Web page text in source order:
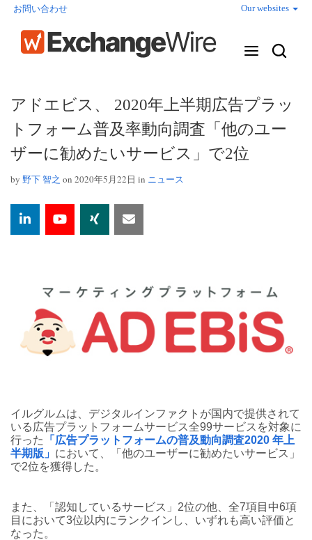
お問い合わせ Our websites
アドエビス、 2020年上半期広告プラッ
トフォーム普及率動向調査「他のユー
ザーに勧めたいサービス」で2位
by 野下 智之 on 2020年5月22日 in ニュース
イルグルムは、デジタルインファクトが国内で提供されて
いる広告プラットフォームサービス全99サービスを対象に
行った
「広告プラットフォームの普及動向調査2020 年上
半期版」 において、「他のユーザーに勧めたいサービス」
で2位を獲得した。
また、「認知しているサービス」2位の他、全7項目中6項
目において3位以内にランクインし、いずれも高い評価と
なった。